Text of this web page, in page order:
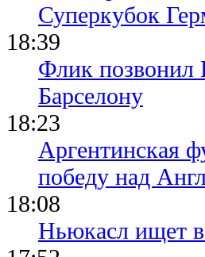
Суперкубок
18:39
Флик позвонил
Барселону
18:23
Аргентинская
победу над
18:08
Ньюкасл ищет